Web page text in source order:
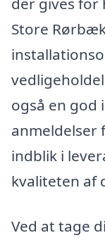
Store
også en god
anmeldelser
indblik i
kvaliteten af
Ved at tage